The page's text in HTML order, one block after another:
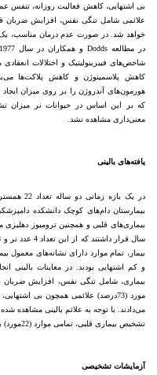
بی اشتهایی، کاهش فعالیت روزانه، تنفس
علائمی شامل تنگی نفس، افزایش ضربان
هورمون‌های آندروژن را بر روی میزان
که بر این اساس در حیوانات نر میزان
معنی‌داری مشاهده نشد.
یافته‌های بالینی
در یک
بیمارستان دام‌های کوچک دانشکده
بیمار، تمام موارد دارای نشانه‌های
مورد (73درصد) علائمی همچون بی
می‌دادند. با توجه به علائم بالینی مشاهده
تشخیص بیماری قلبی، تمامی موارد (22مورد) به بخش رادیولوژی و سونوگرافی ارجاع داده شدند.
آزمایشات تشخیصی